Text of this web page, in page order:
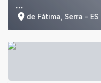
...
de Fátima, Serra - ES